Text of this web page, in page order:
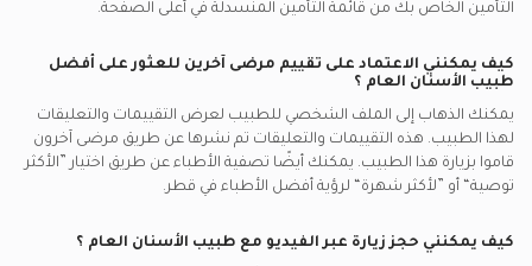
التأمين الخاص بك من قائمة التأمين المنسدلة في أعلى الصفحة.
كيف يمكنني الاعتماد على تقييم مرضى آخرين للعثور على أفضل
طبيب الأسنان العام ؟
يمكنك الذهاب إلى الملف الشخصي للطبيب لعرض التقييمات والتعليقات
لهذا الطبيب. هذه التقييمات والتعليقات تم نشرها عن طريق مرضى آخرون
قاموا بزيارة هذا الطبيب. يمكنك أيضًا تصفية الأطباء عن طريق اختيار ”الأكثر
توصية“ أو ”لأكثر شهرة“ لرؤية أفضل الأطباء في قطر.
كيف يمكنني حجز زيارة عبر الفيديو مع طبيب الأسنان العام ؟